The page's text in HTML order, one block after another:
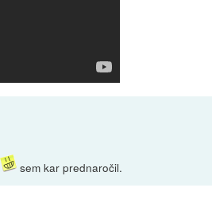
sem kar prednaročil.